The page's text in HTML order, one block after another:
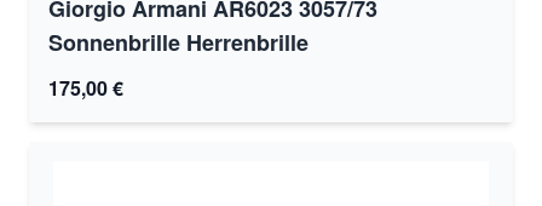
Giorgio Armani AR6023 3057/73
Sonnenbrille Herrenbrille
175,00 €